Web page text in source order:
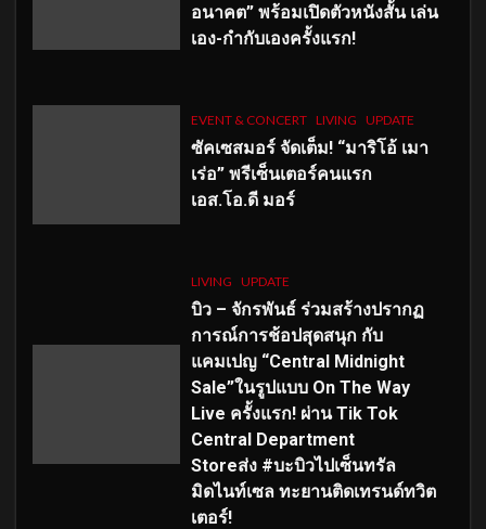
อนาคต” พร้อมเปิดตัวหนังสั้น เล่น
เอง-กำกับเองครั้งแรก!
EVENT & CONCERT LIVING UPDATE
ซัคเซสมอร์ จัดเต็ม! “มาริโอ้ เมา
เร่อ” พรีเซ็นเตอร์คนแรก
เอส.โอ.ดี มอร์
LIVING UPDATE
บิว – จักรพันธ์ ร่วมสร้างปรากฏ
การณ์การช้อปสุดสนุก กับ
แคมเปญ “Central Midnight
Sale”ในรูปแบบ On The Way
Live ครั้งแรก! ผ่าน Tik Tok
Central Department
Storeส่ง #บะบิวไปเซ็นทรัล
มิดไนท์เซล ทะยานติดเทรนด์ทวิต
เตอร์!